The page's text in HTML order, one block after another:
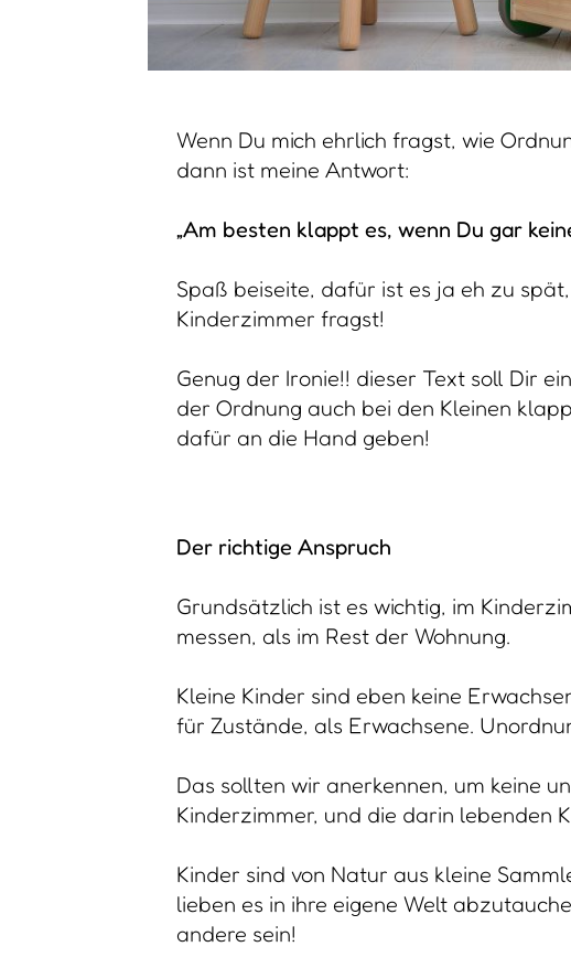
Wenn Du mich ehrlich fragst, wie
dann ist meine Antwort:
„Am besten klappt es, wenn Du gar
Spaß beiseite, dafür ist es ja eh zu
Kinderzimmer fragst!
Genug der Ironie!! dieser Text soll Dir
der Ordnung auch bei den Kleinen
dafür an die Hand geben!
Der richtige Anspruch
Grundsätzlich ist es wichtig, im
messen, als im Rest der Wohnung.
Kleine Kinder sind eben keine
für Zustände, als Erwachsene.
Das sollten wir anerkennen, um keine
Kinderzimmer, und die darin lebenden
Kinder sind von Natur aus kleine
lieben es in ihre eigene Welt
andere sein!